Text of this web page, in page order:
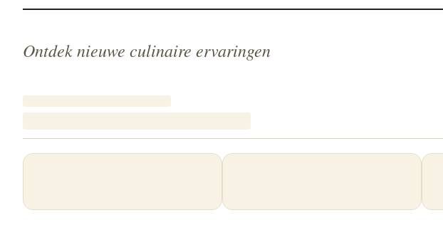
Ontdek nieuwe culinaire ervaringen